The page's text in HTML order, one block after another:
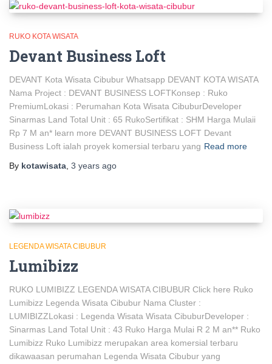
RUKO KOTA WISATA
Devant Business Loft
DEVANT Kota Wisata Cibubur Whatsapp DEVANT KOTA WISATA
Nama Project : DEVANT BUSINESS LOFTKonsep : Ruko
PremiumLokasi : Perumahan Kota Wisata CibuburDeveloper
Sinarmas Land Total Unit : 65 RukoSertifikat : SHM Harga Mulaii
Rp 7 M an* learn more DEVANT BUSINESS LOFT Devant
Business Loft ialah proyek komersial terbaru yang Read more
By kotawisata 3 years ago
LEGENDA WISATA CIBUBUR
Lumibizz
RUKO LUMIBIZZ LEGENDA WISATA CIBUBUR Click here Ruko
Lumibizz Legenda Wisata Cibubur Nama Cluster :
LUMIBIZZLokasi : Legenda Wisata Wisata CibuburDeveloper :
Sinarmas Land Total Unit : 43 Ruko Harga Mulai R 2 M an** Ruko
Lumibizz Ruko Lumibizz merupakan area komersial terbaru
dikawaasan perumahan Legenda Wisata Cibubur yang